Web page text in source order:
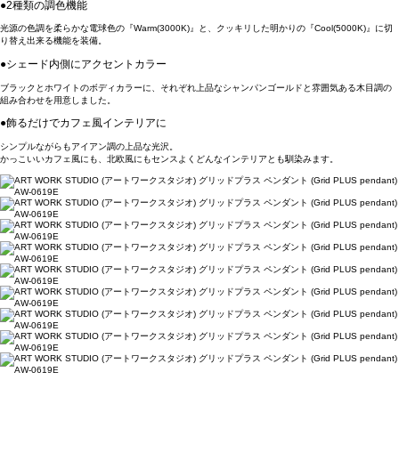
●2種類の調色機能
光源の色調を柔らかな電球色の『Warm(3000K)』と、クッキリした明かりの『Cool(5000K)』に切
り替え出来る機能を装備。
●シェード内側にアクセントカラー
ブラックとホワイトのボディカラーに、それぞれ上品なシャンパンゴールドと雰囲気ある木目調の
組み合わせを用意しました。
●飾るだけでカフェ風インテリアに
シンプルながらもアイアン調の上品な光沢。
かっこいいカフェ風にも、北欧風にもセンスよくどんなインテリアとも馴染みます。